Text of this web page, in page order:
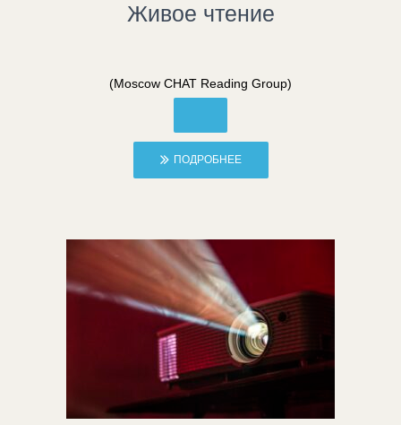
Живое чтение
(Moscow CHAT Reading Group)
ПОДРОБНЕЕ